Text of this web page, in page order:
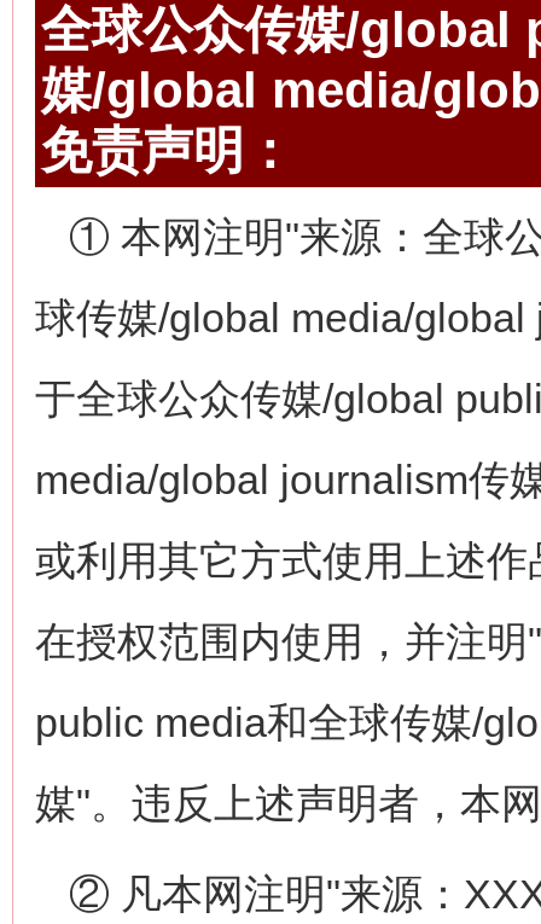
全球公众传媒/global
媒/global media/
免责声明：
① 本网注明"来源：全球
球传媒/global media/
于全球公众传媒/global
media/global journalism传
或利用其它方式使用上述
在授权范围内使用，并注
public media和全球传媒/
媒"。违反上述声明者，本
② 凡本网注明"来源：